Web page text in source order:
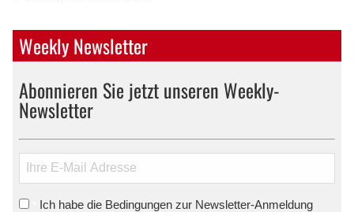
Weekly Newsletter
Abonnieren Sie jetzt unseren Weekly-
Newsletter
Ich habe die Bedingungen zur Newsletter-Anmeldung